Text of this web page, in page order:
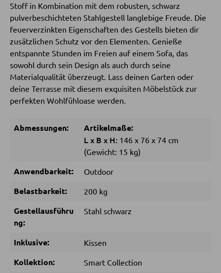
SESSEL
Polstersessel
Relaxsessel
Ohrensessel
Fernsehsessel
Poufs
Sitzsäcke
Nachttische
Boxspringbetten
Stoff in Kombination mit dem robusten, schwarz
pulverbeschichteten Stahlgestell langlebige Freude. Die
feuerverzinkten Eigenschaften des Gestells bieten dir
zusätzlichen Schutz vor den Elementen. Genieße
entspannte Stunden im Freien auf einem Sofa, das
sowohl durch sein Design als auch durch seine
Materialqualität überzeugt. Lass deinen Garten oder
deine Terrasse mit diesem exquisiten Möbelstück zur
perfekten Wohlfühloase werden.
Abmessungen: Artikelmaße:
Lx B x H: 146 x 76 x 74 cm
(Gewicht: 15 kg)
Anwendbarkeit: Outdoor
Belastbarkeit: 200 kg
Gestellausführu
ng:
Stahl schwarz
Inklusive: Kissen
Kollektion: Smart Collection